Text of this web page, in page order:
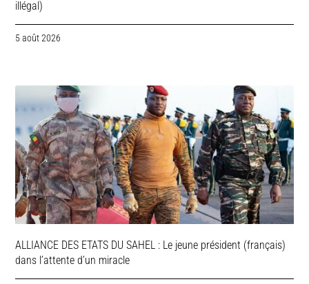
illégal)
5 août 2026
ALLIANCE DES ETATS DU SAHEL : Le jeune président (français)
dans l’attente d’un miracle